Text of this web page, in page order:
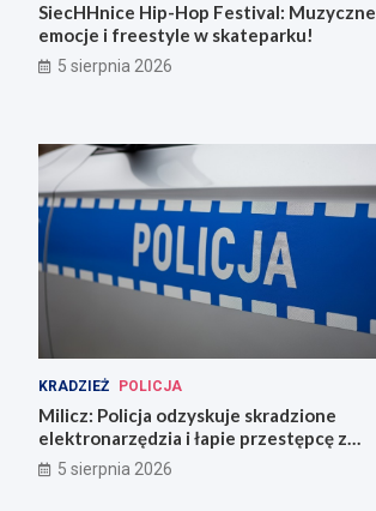
SiecHHnice Hip-Hop Festival: Muzyczne
emocje i freestyle w skateparku!
5 sierpnia 2026
KRADZIEŻ POLICJA
Milicz: Policja odzyskuje skradzione
elektronarzędzia i łapie przestępcę z
narkotykami
5 sierpnia 2026